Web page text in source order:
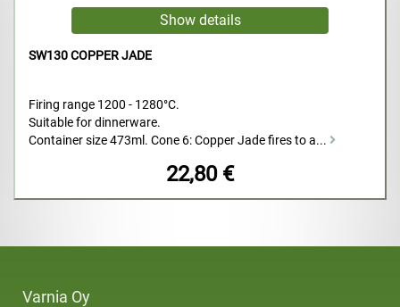
SW130 COPPER JADE
Firing range 1200 - 1280°C.
Suitable for dinnerware.
Container size 473ml. Cone 6: Copper Jade fires to a...
22,80 €
Varnia Oy